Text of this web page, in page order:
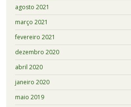
agosto 2021
março 2021
fevereiro 2021
dezembro 2020
abril 2020
janeiro 2020
maio 2019